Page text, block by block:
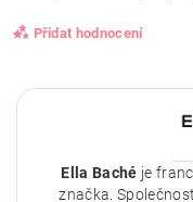
Přidat hodnocení
Ella Baché je
značka.